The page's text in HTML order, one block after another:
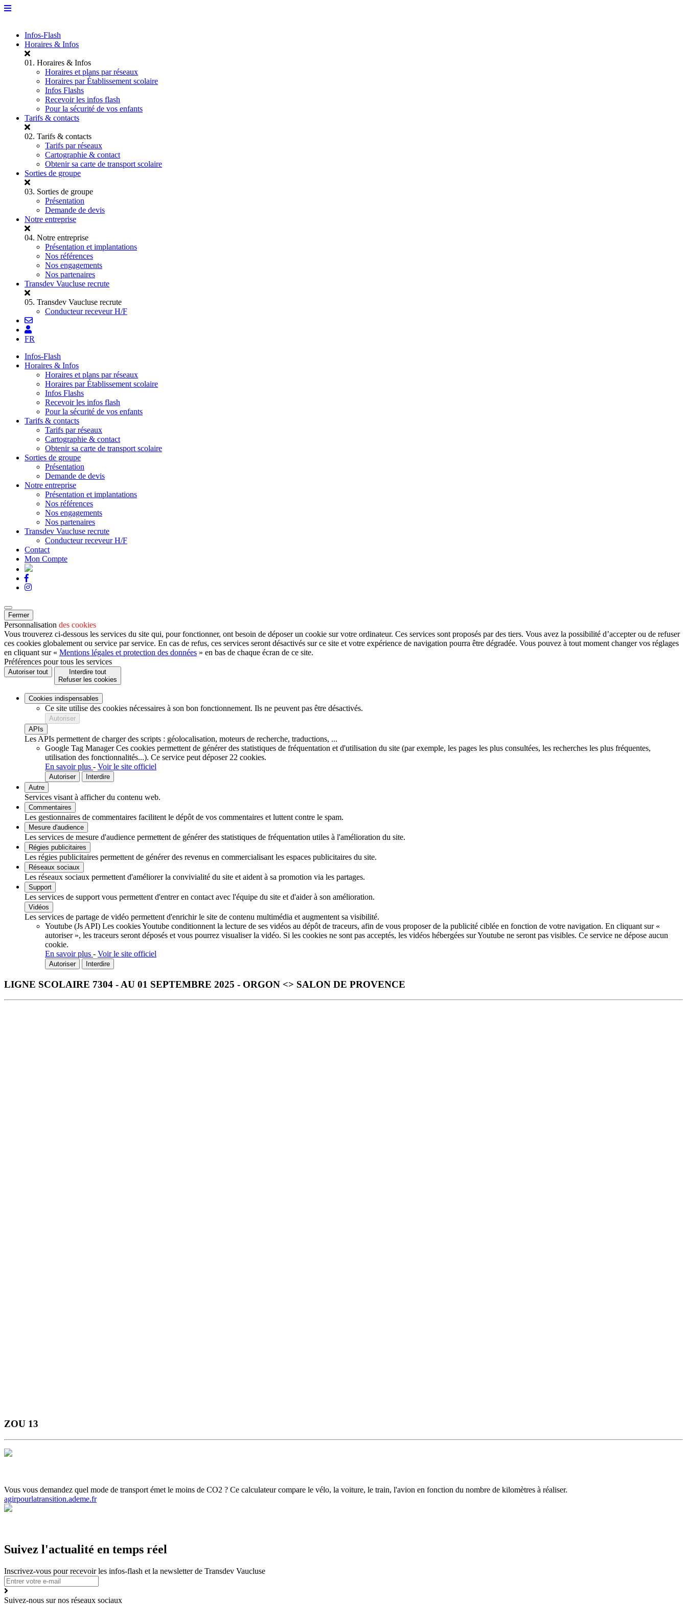
Infos-Flash
Horaires & Infos
01. Horaires & Infos
Horaires et plans par réseaux
Horaires par Établissement scolaire
Infos Flashs
Recevoir les infos flash
Pour la sécurité de vos enfants
Tarifs & contacts
02. Tarifs & contacts
Tarifs par réseaux
Cartographie & contact
Obtenir sa carte de transport scolaire
Sorties de groupe
03. Sorties de groupe
Présentation
Demande de devis
Notre entreprise
04. Notre entreprise
Présentation et implantations
Nos références
Nos engagements
Nos partenaires
Transdev Vaucluse recrute
05. Transdev Vaucluse recrute
Conducteur receveur H/F
FR
Infos-Flash
Horaires & Infos
Horaires et plans par réseaux
Horaires par Établissement scolaire
Infos Flashs
Recevoir les infos flash
Pour la sécurité de vos enfants
Tarifs & contacts
Tarifs par réseaux
Cartographie & contact
Obtenir sa carte de transport scolaire
Sorties de groupe
Présentation
Demande de devis
Notre entreprise
Présentation et implantations
Nos références
Nos engagements
Nos partenaires
Transdev Vaucluse recrute
Conducteur receveur H/F
Contact
Mon Compte
Fermer
Personnalisation des cookies
Vous trouverez ci-dessous les services du site qui, pour fonctionner, ont besoin de déposer un cookie sur votre ordinateur. Ces services sont proposés par des tiers. Vous avez la possibilité d’accepter ou de refuser
ces cookies globalement ou service par service. En cas de refus, ces services seront désactivés sur ce site et votre expérience de navigation pourra être dégradée. Vous pouvez à tout moment changer vos réglages
en cliquant sur « Mentions légales et protection des données » en bas de chaque écran de ce site.
Préférences pour tous les services
Autoriser tout
Interdire tout
Refuser les cookies
Cookies indispensables
Ce site utilise des cookies nécessaires à son bon fonctionnement. Ils ne peuvent pas être désactivés.
Autoriser
APIs
Les APIs permettent de charger des scripts : géolocalisation, moteurs de recherche, traductions, ...
Google Tag Manager Ces cookies permettent de générer des statistiques de fréquentation et d'utilisation du site (par exemple, les pages les plus consultées, les recherches les plus fréquentes,
utilisation des fonctionnalités...). Ce service peut déposer 22 cookies.
En savoir plus - Voir le site officiel
Autoriser
Interdire
Autre
Services visant à afficher du contenu web.
Commentaires
Les gestionnaires de commentaires facilitent le dépôt de vos commentaires et luttent contre le spam.
Mesure d'audience
Les services de mesure d'audience permettent de générer des statistiques de fréquentation utiles à l'amélioration du site.
Régies publicitaires
Les régies publicitaires permettent de générer des revenus en commercialisant les espaces publicitaires du site.
Réseaux sociaux
Les réseaux sociaux permettent d'améliorer la convivialité du site et aident à sa promotion via les partages.
Support
Les services de support vous permettent d'entrer en contact avec l'équipe du site et d'aider à son amélioration.
Vidéos
Les services de partage de vidéo permettent d'enrichir le site de contenu multimédia et augmentent sa visibilité.
Youtube (Js API) Les cookies Youtube conditionnent la lecture de ses vidéos au dépôt de traceurs, afin de vous proposer de la publicité ciblée en fonction de votre navigation. En cliquant sur «
autoriser », les traceurs seront déposés et vous pourrez visualiser la vidéo. Si les cookies ne sont pas acceptés, les vidéos hébergées sur Youtube ne seront pas visibles. Ce service ne dépose aucun
cookie.
En savoir plus - Voir le site officiel
Autoriser Interdire
LIGNE SCOLAIRE 7304 - AU 01 SEPTEMBRE 2025 - ORGON <> SALON DE PROVENCE
ZOU 13
Vous vous demandez quel mode de transport émet le moins de CO2 ? Ce calculateur compare le vélo, la voiture, le train, l'avion en fonction du nombre de kilomètres à réaliser.
agirpourlatransition.ademe.fr
Suivez l'actualité en temps réel
Inscrivez-vous pour recevoir les infos-flash et la newsletter de Transdev Vaucluse
Suivez-nous sur nos réseaux sociaux